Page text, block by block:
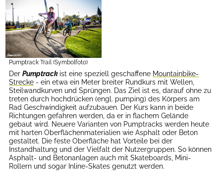
Pumptrack Trail (Symbolfoto)
DerPumptrack ist eine speziell geschaffene Mountainbike-
Strecke - ein etwa ein Meter breiter Rundkurs mit Wellen,
Steilwandkurven und Sprüngen. Das Ziel ist es, darauf ohne zu
treten durch hochdrücken (engl. pumping) des Körpers am
Rad Geschwindigkeit aufzubauen. Der Kurs kann in beide
Richtungen gefahren werden, da er in flachem Gelände
gebaut wird. Neuere Varianten von Pumptracks werden heute
mit harten Oberflächenmaterialien wie Asphalt oder Beton
gestaltet. Die feste Oberfläche hat Vorteile bei der
Instandhaltung und der Vielfalt der Nutzergruppen. So können
Asphalt- und Betonanlagen auch mit Skateboards, Mini-
Rollern und sogar Inline-Skates genutzt werden.